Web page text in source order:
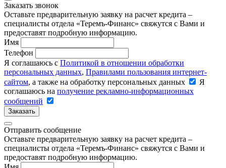
Заказать звонок
Оставьте предварительную заявку на расчет кредита –
специалисты отдела «Теремъ-Финанс» свяжутся с Вами и
предоставят подробную информацию.
Имя
Телефон
Я соглашаюсь с Политикой в отношении обработки
персональных данных, Правилами пользования интернет-
сайтом, а также на обработку персональных данных
Я
соглашаюсь на получение рекламно-информационных
сообщений
Заказать
Отправить сообщение
Оставьте предварительную заявку на расчет кредита –
специалисты отдела «Теремъ-Финанс» свяжутся с Вами и
предоставят подробную информацию.